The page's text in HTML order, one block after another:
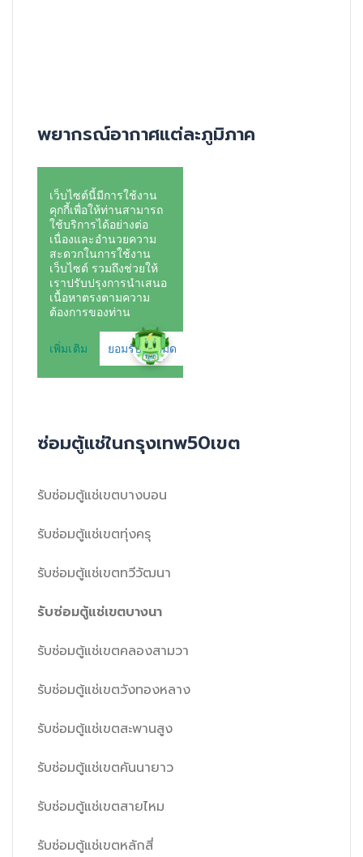
พยากรณ์อากาศแต่ละภูมิภาค
ซ่อมตู้แช่ในกรุงเทพ50เขต
รับซ่อมตู้แช่เขตบางบอน
รับซ่อมตู้แช่เขตทุ่งครุ
รับซ่อมตู้แช่เขตทวีวัฒนา
รับซ่อมตู้แช่เขตบางนา
รับซ่อมตู้แช่เขตคลองสามวา
รับซ่อมตู้แช่เขตวังทองหลาง
รับซ่อมตู้แช่เขตสะพานสูง
รับซ่อมตู้แช่เขตคันนายาว
รับซ่อมตู้แช่เขตสายไหม
รับซ่อมตู้แช่เขตหลักสี่